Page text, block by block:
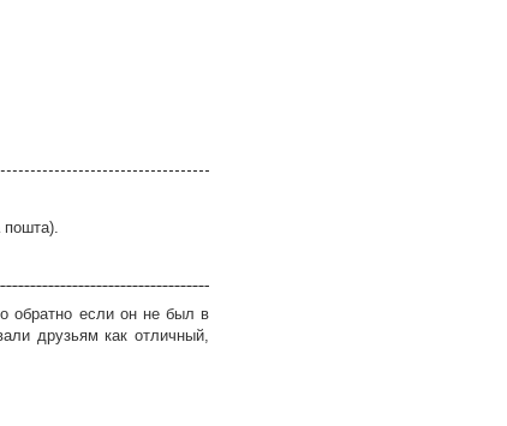
обратно если он не был в
друзьям как отличный,